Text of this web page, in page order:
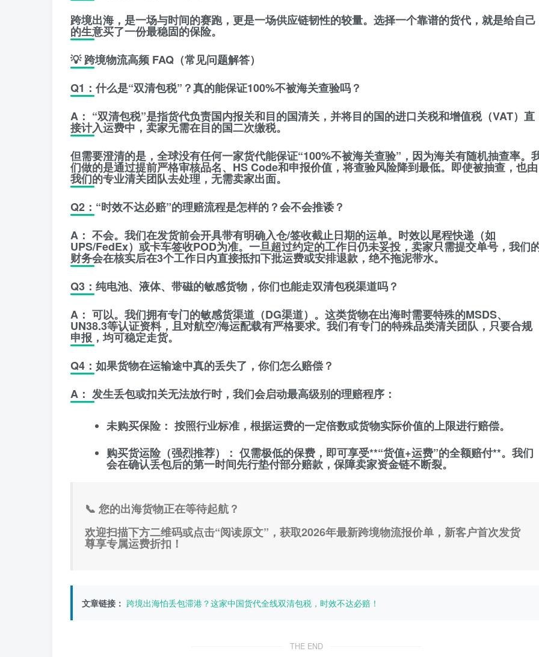
​跨境出海，是一场与时间的赛跑，更是一场供应链韧性的较量。选择一个靠谱的货代，就是给自己
的生意买了一份最稳固的保险。
​💡 跨境物流高频 FAQ（常见问题解答）
​Q1：什么是“双清包税”？真的能保证100%不被海关查验吗？
A： “双清包税”是指货代负责国内报关和目的国清关，并将目的国的进口关税和增值税（VAT）直
接计入运费中，卖家无需在目的国二次缴税。
但需要澄清的是， 全球没有任何一家货代能保证“100%不被海关查验” ，因为海关有随机抽查率。
们做的是通过提前严格审核品名、HS Code和申报价值，将查验风险降到最低。即使被抽查，也由
我们的专业清关团队去处理，无需卖家出面。
​Q2：“时效不达必赔”的理赔流程是怎样的？会不会推诿？
A： 不会。我们在发货前会开具带有明确入仓/签收截止日期的运单。时效以尾程快递（如
UPS/FedEx）或卡车签收POD为准。一旦超过约定的工作日仍未妥投，卖家只需提交单号，我们
财务会在核实后在3个工作日内直接抵扣下批运费或安排退款，绝不拖泥带水。
​Q3：纯电池、液体、带磁的敏感货物，你们也能走双清包税渠道吗？
A： 可以。我们拥有专门的敏感货渠道（DG渠道） 。这类货物在出海时需要特殊的MSDS、
UN38.3等认证资料，且对航空/海运配载有严格要求。我们有专门的特殊品类清关团队，只要合规
申报，均可稳定走货。
​Q4：如果货物在运输途中真的丢失了，你们怎么赔偿？
A： 发生丢包或扣关无法放行时，我们会启动最高级别的理赔程序：
未购买保险： 按照行业标准，根据运费的一定倍数或货物实际价值的上限进行赔偿。
购买货运险（强烈推荐）： 仅需极低的保费，即可享受**“货值+运费”的全额赔付**。我们
会在确认丢包后的第一时间先行垫付部分赔款，保障卖家资金链不断裂。
​📞 您的出海货物正在等待起航？
欢迎扫描下方二维码或点击“阅读原文”，获取2026年最新跨境物流报价单，新客户首次发货
尊享专属运费折扣！
文章链接： 跨境出海怕丢包滞港？这家中国货代全线双清包税，时效不达必赔！
THE END